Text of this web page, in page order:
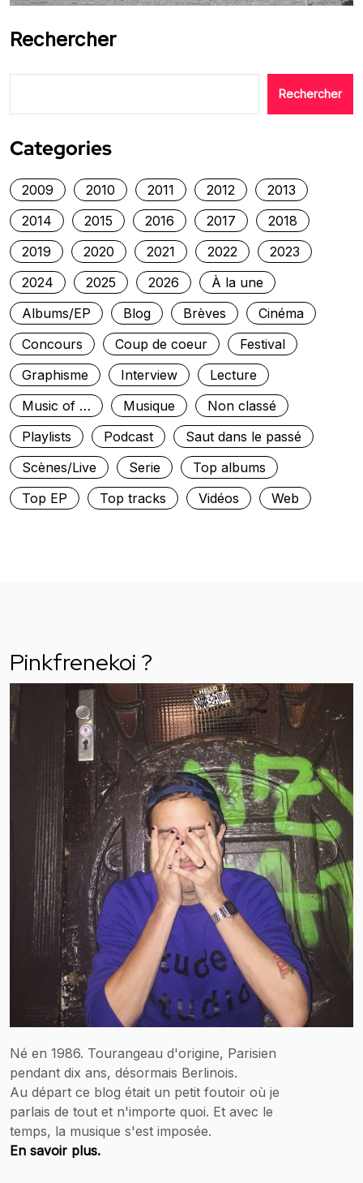
Rechercher
Rechercher
Categories
2009 2010 2011 2012
2013
2014
2015 2016 2017
2018
2019
2020 2021 2022
2023
2024
2025 2026
À la une
Albums/EP
Blog Brèves
Cinéma
Concours
Coup de coeur
Festival
Graphisme
Interview
Lecture
Music of …
Musique
Non classé
Playlists
Podcast
Saut dans le passé
Scènes/Live
Serie
Top albums
Top EP
Top tracks Vidéos Web
Pinkfrenekoi ?
Né en 1986. Tourangeau d'origine, Parisien
pendant dix ans, désormais Berlinois.
Au départ ce blog était un petit foutoir où je
parlais de tout et n'importe quoi. Et avec le
temps, la musique s'est imposée.
En savoir plus.